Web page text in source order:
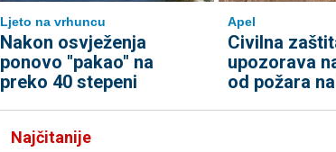
Ljeto na vrhuncu
Nakon osvježenja
ponovo "pakao" na
preko 40 stepeni
Apel
Civilna
upozorava
od požara
Najčitanije